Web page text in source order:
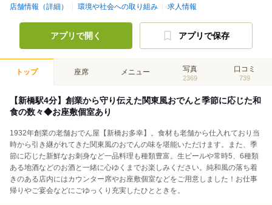
店舗情報（詳細） 環境や社会への取り組み 求人情報
アプリで開く アプリで保存
トップ 座席 メニュー 写真
2369
口コミ
739
【新橋駅4分】創業から守り伝えた関東風おでんと季節に応じた和
食の数々◆お座敷個室あり
1932年創業の老舗おでん屋【新橋お多幸】。食材も老舗から仕入れており当
時から引き継がれてきた関東風のおでんの味を堪能いただけます。また、季
節に応じた新鮮なお刺身など一品料理も種類豊富。生ビールや常時5、6種類
ある地酒などのお酒と一緒に心ゆくまでお楽しみください。純和風の落ち着
きのある店内にはカウンター席やお座敷個室などをご用意しました！お仕事
帰りやご宴会などにごゆっくり充実したひとときを。